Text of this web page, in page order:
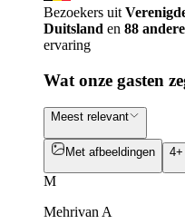
Bezoekers uit
Duitsland en 88
ervaring
Wat onze gasten
Meest relevant
Met afbeeldingen
M
Mehrivan A